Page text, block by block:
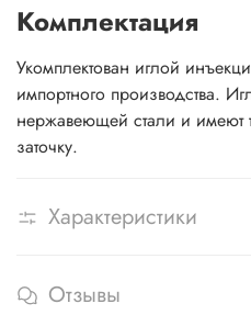
Комплектация
Укомплектован иглой
импортного производства.
нержавеющей стали и имеют
заточку.
Характеристики
Отзывы